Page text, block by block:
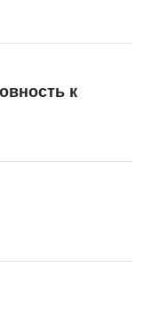
к